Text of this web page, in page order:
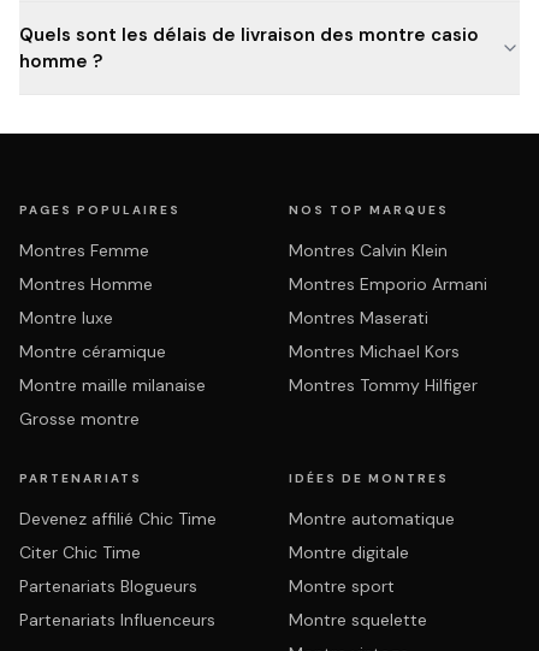
Quels sont les délais de livraison des montre casio
homme ?
PAGES POPULAIRES
Montres Femme
Montres Homme
Montre luxe
Montre céramique
Montre maille milanaise
Grosse montre
NOS TOP MARQUES
Montres Calvin Klein
Montres Emporio Armani
Montres Maserati
Montres Michael Kors
Montres Tommy Hilfiger
PARTENARIATS
Devenez affilié Chic Time
Citer Chic Time
Partenariats Blogueurs
Partenariats Influenceurs
IDÉES DE MONTRES
Montre automatique
Montre digitale
Montre sport
Montre squelette